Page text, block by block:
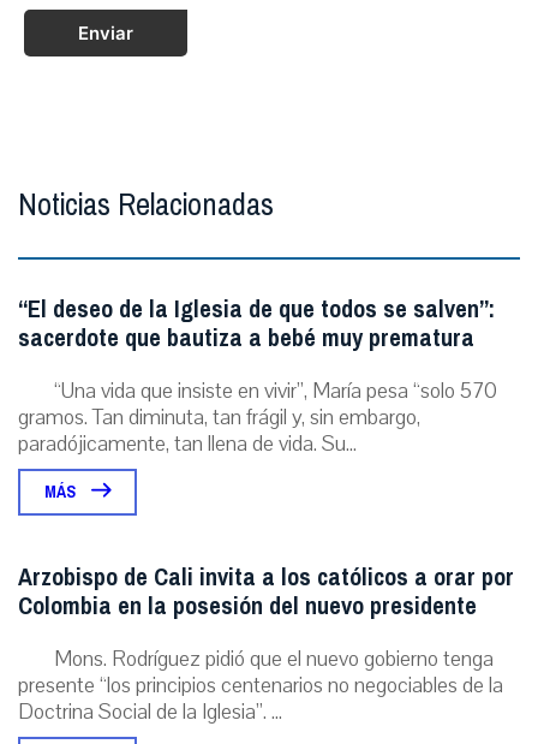
Enviar
Noticias Relacionadas
“El deseo de la Iglesia de que todos se salven”:
sacerdote que bautiza a bebé muy prematura
“Una vida que insiste en vivir”, María pesa “solo 570
gramos. Tan diminuta, tan frágil y, sin embargo,
paradójicamente, tan llena de vida. Su...
MÁS
Arzobispo de Cali invita a los católicos a orar por
Colombia en la posesión del nuevo presidente
Mons. Rodríguez pidió que el nuevo gobierno tenga
presente “los principios centenarios no negociables de la
Doctrina Social de la Iglesia”. ...